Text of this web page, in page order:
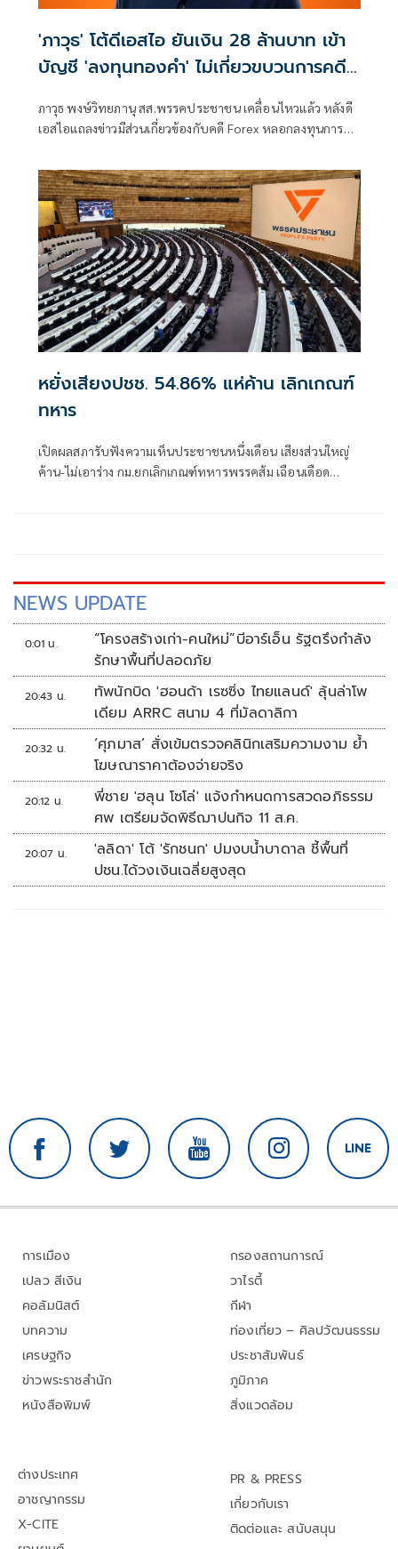
'ภาวุธ' โต้ดีเอสไอ ยันเงิน 28 ล้านบาท เข้า
บัญชี 'ลงทุนทองคำ' ไม่เกี่ยวขบวนการคดี
ภาวุธ พงษ์วิทยภานุ สส.พรรคประชาชน เคลื่อนไหวแล้ว หลังดี
เอสไอแถลงข่าวมีส่วนเกี่ยวข้องกับคดี Forex หลอกลงทุนการซื้อ
หยั่งเสียงปชช. 54.86% แห่ค้าน เลิกเกณฑ์
ทหาร
เปิดผลสภารับฟังความเห็นประชาชนหนึ่งเดือน เสียงส่วนใหญ่
ค้าน-ไม่เอาร่าง กม.ยกเลิกเกณฑ์ทหารพรรคส้ม เฉือนเดือด
NEWS UPDATE
0:01 น.
“โครงสร้างเก่า-คนใหม่”บีอาร์เอ็น รัฐตรึงกำลัง
รักษาพื้นที่ปลอดภัย
20:43 น.
ทัพนักบิด 'ฮอนด้า เรซซิ่ง ไทยแลนด์' ลุ้นล่าโพ
เดียม ARRC สนาม 4 ที่มัลดาลิกา
20:32 น.
‘ศุภมาส’ สั่งเข้มตรวจคลินิกเสริมความงาม ย้ำ
โฆษณาราคาต้องจ่ายจริง
20:12 น.
พี่ชาย 'ฮลุน โซโล่' แจ้งกำหนดการสวดอภิธรรม
ศพ เตรียมจัดพิธีฌาปนกิจ 11 ส.ค.
20:07 น.
'ลลิดา' โต้ 'รักชนก' ปมงบน้ำบาดาล ชี้พื้นที่
ปชน.ได้วงเงินเฉลี่ยสูงสุด
การเมือง
เปลว สีเงิน
คอลัมนิสต์
บทความ
เศรษฐกิจ
ข่าวพระราชสำนัก
หนังสือพิมพ์
กรองสถานการณ์
วาไรตี้
กีฬา
ท่องเที่ยว – ศิลปวัฒนธรรม
ประชาสัมพันธ์
ภูมิภาค
สิ่งแวดล้อม
ต่างประเทศ
อาชญากรรม
X-CITE
PR & PRESS
เกี่ยวกับเรา
ติดต่อและ สนับสนุน